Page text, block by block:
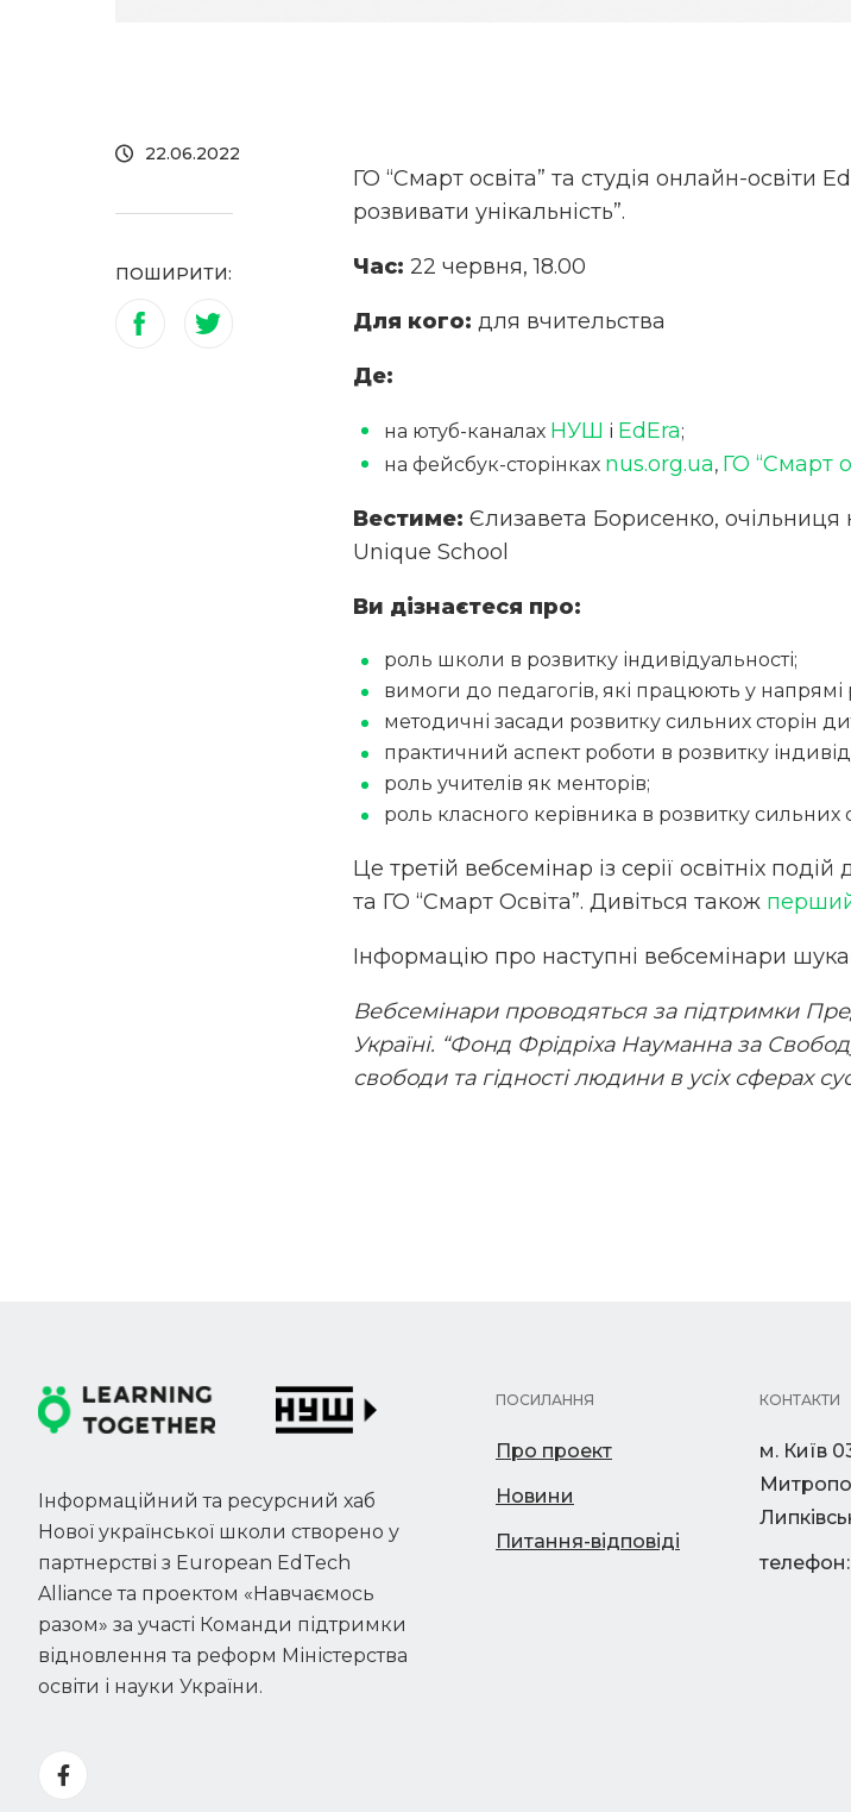
22.06.2022
ПОШИРИТИ:
ГО “Смарт освіта” та студія онлайн-освіти
розвивати унікальність”.
Час: 22 червня, 18.00
Для кого: для вчительства
Де:
на ютуб-каналах НУШ і EdEra;
на фейсбук-сторінках nus.org.ua, ГО “Смарт
Вестиме: Єлизавета Борисенко, очільниця
Unique School
Ви дізнаєтеся про:
роль школи в розвитку індивідуальності;
вимоги до педагогів, які працюють у напрямі
методичні засади розвитку сильних сторін
практичний аспект роботи в розвитку
роль учителів як менторів;
роль класного керівника в розвитку сильних
Це третій вебсемінар із серії освітніх
та ГО “Смарт Освіта”. Дивіться також
Інформацію про наступні вебсемінари
Вебсемінари проводяться за підтримки
Україні. “Фонд Фрідріха Науманна за
свободи та гідності людини в усіх сферах
Інформаційний та ресурсний хаб
Нової української школи створено у
партнерстві з European EdTech
Alliance та проектом «Навчаємось
разом» за участі Команди підтримки
відновлення та реформ Міністерства
освіти і науки України.
ПОСИЛАННЯ
Про проект
Новини
Питання-відповіді
КОНТАКТИ
м. Київ